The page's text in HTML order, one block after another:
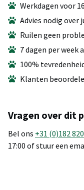
Werkdagen voor
Advies nodig over
Ruilen geen
7 dagen per week
100%
Klanten
Vragen over dit
Bel ons +31 (0)182
17:00 of stuur een